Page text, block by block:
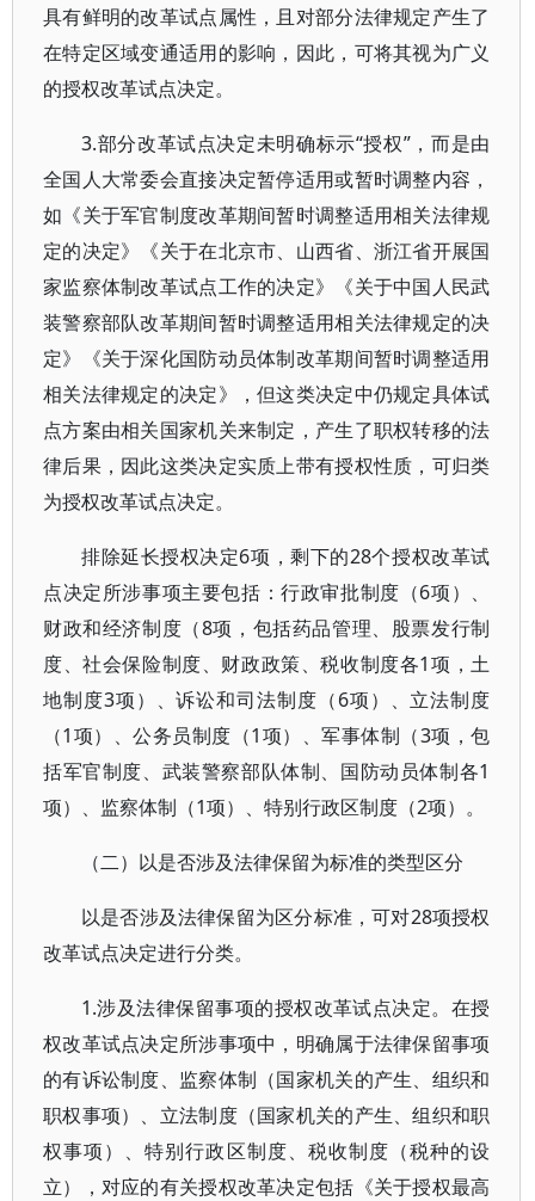
具有鲜明的改革试点属性，且对部分法律规定产生了
在特定区域变通适用的影响，因此，可将其视为广义
的授权改革试点决定。
3.部分改革试点决定未明确标示“授权”，而是由
全国人大常委会直接决定暂停适用或暂时调整内容，
如《关于军官制度改革期间暂时调整适用相关法律规
定的决定》《关于在北京市、山西省、浙江省开展国
家监察体制改革试点工作的决定》《关于中国人民武
装警察部队改革期间暂时调整适用相关法律规定的决
定》《关于深化国防动员体制改革期间暂时调整适用
相关法律规定的决定》，但这类决定中仍规定具体试
点方案由相关国家机关来制定，产生了职权转移的法
律后果，因此这类决定实质上带有授权性质，可归类
为授权改革试点决定。
排除延长授权决定6项，剩下的28个授权改革试
点决定所涉事项主要包括：行政审批制度（6项）、
财政和经济制度（8项，包括药品管理、股票发行制
度、社会保险制度、财政政策、税收制度各1项，土
地制度3项）、诉讼和司法制度（6项）、立法制度
（1项）、公务员制度（1项）、军事体制（3项，包
括军官制度、武装警察部队体制、国防动员体制各1
项）、监察体制（1项）、特别行政区制度（2项）。
（二）以是否涉及法律保留为标准的类型区分
以是否涉及法律保留为区分标准，可对28项授权
改革试点决定进行分类。
1.涉及法律保留事项的授权改革试点决定。在授
权改革试点决定所涉事项中，明确属于法律保留事项
的有诉讼制度、监察体制（国家机关的产生、组织和
职权事项）、立法制度（国家机关的产生、组织和职
权事项）、特别行政区制度、税收制度（税种的设
立），对应的有关授权改革决定包括《关于授权最高